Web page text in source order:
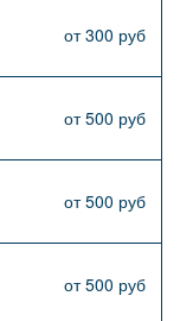
от 300 руб
от 500 руб
от 500 руб
от 500 руб